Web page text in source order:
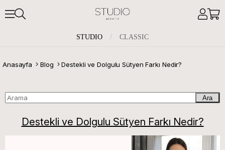
STUDIO / CLASSIC
Anasayfa Blog Destekli ve Dolgulu Sütyen Farkı Nedir?
Ara
Destekli ve Dolgulu Sütyen Farkı Nedir?